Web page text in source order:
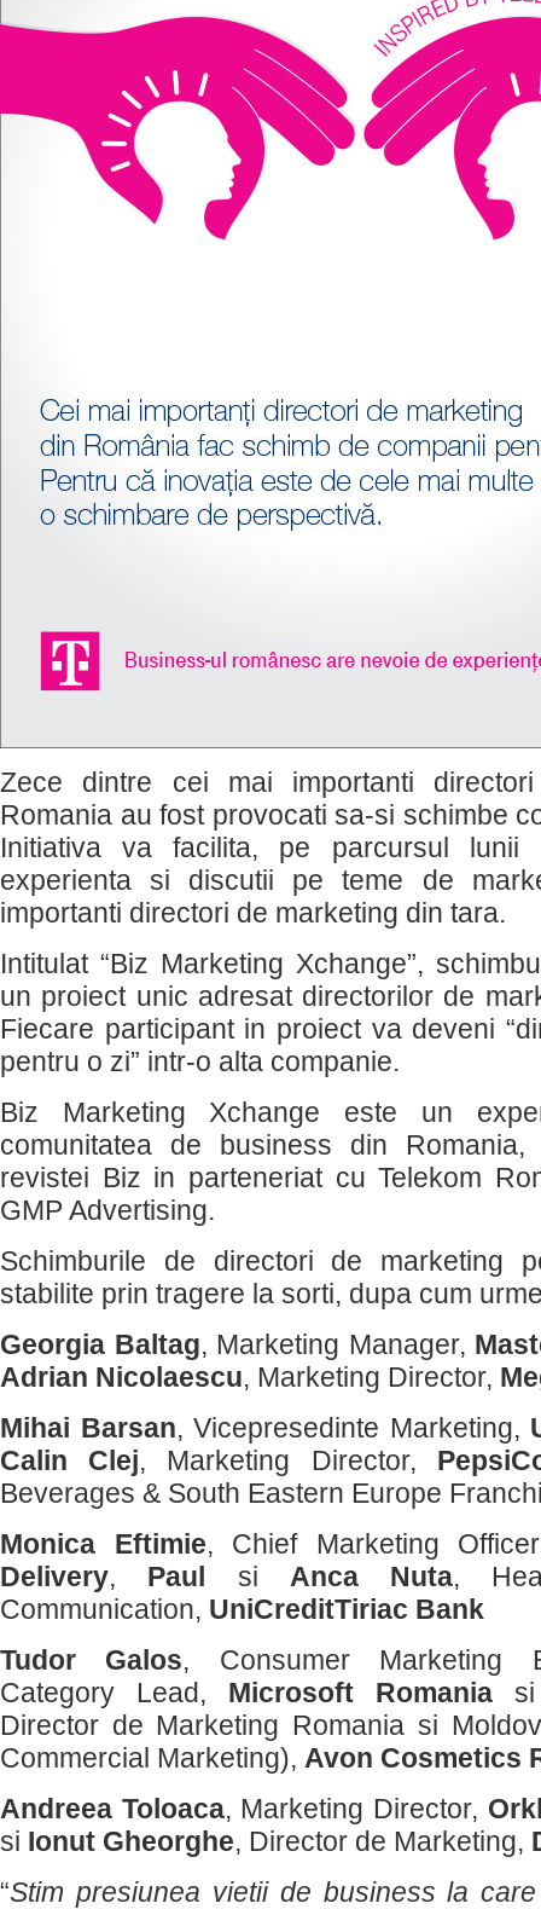
Zece dintre cei mai importanti
Romania au fost provocati sa-si schimbe
Initiativa va facilita, pe parcursul lunii
experienta si discutii pe teme de
importanti directori de marketing din tara.
Intitulat “Biz Marketing Xchange”,
un proiect unic adresat directorilor de
Fiecare participant in proiect va deveni
pentru o zi” intr-o alta companie.
Biz Marketing Xchange este un
comunitatea de business din
revistei Biz in parteneriat cu Telekom
GMP Advertising.
Schimburile de directori de marketing
stabilite prin tragere la sorti, dupa cum
Georgia Baltag, Marketing Manager,
Adrian Nicolaescu, Marketing Director,
Mihai Barsan, Vicepresedinte Marketing,
Calin Clej, Marketing Director,
Beverages & South Eastern Europe
Monica Eftimie, Chief Marketing
Delivery, Paul si Anca Nuta,
Communication, UniCreditTiriac Bank
Tudor Galos, Consumer Marketing
Category Lead, Microsoft Romania
Director de Marketing Romania si
Commercial Marketing), Avon Cosmetics
Andreea Toloaca, Marketing Director,
si Ionut Gheorghe, Director de Marketing,
“Stim presiunea vietii de business la